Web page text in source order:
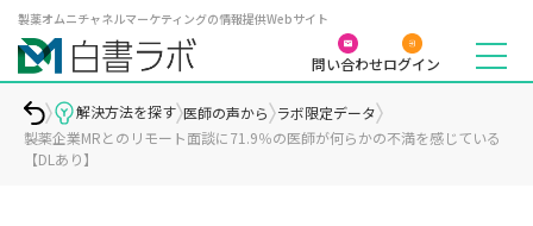
製薬オムニチャネルマーケティングの情報提供Webサイト
問い合わせログイン
解決方法を探す 医師の声から ラボ限定データ
製薬企業MRとのリモート面談に71.9％の医師が何らかの不満を感じている
【DLあり】